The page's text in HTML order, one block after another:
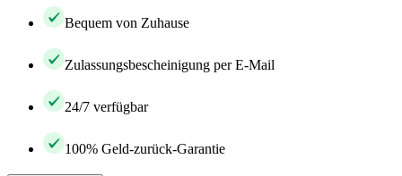
Bequem von Zuhause
Zulassungsbescheinigung per E-Mail
24/7 verfügbar
100% Geld-zurück-Garantie